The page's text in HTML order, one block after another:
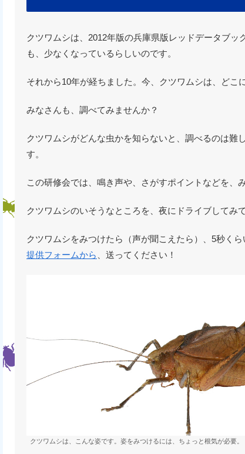
クツワムシは、2012年版の兵庫県版レッドデータブッ
も、少なくなっているらしいのです。
それから10年が経ちました。今、クツワムシは、どこ
みなさんも、調べてみませんか？
クツワムシがどんな虫かを知らないと、調べるのは難
す。
この研修会では、鳴き声や、さがすポイントなどを、
クツワムシのいそうなところを、夜にドライブしてみ
クツワムシをみつけたら（声が聞こえたら）、5秒くら
提供フォームから
、送ってください！
クツワムシは、こんな姿です。姿をみつけるには、ちょっと根気が必要。